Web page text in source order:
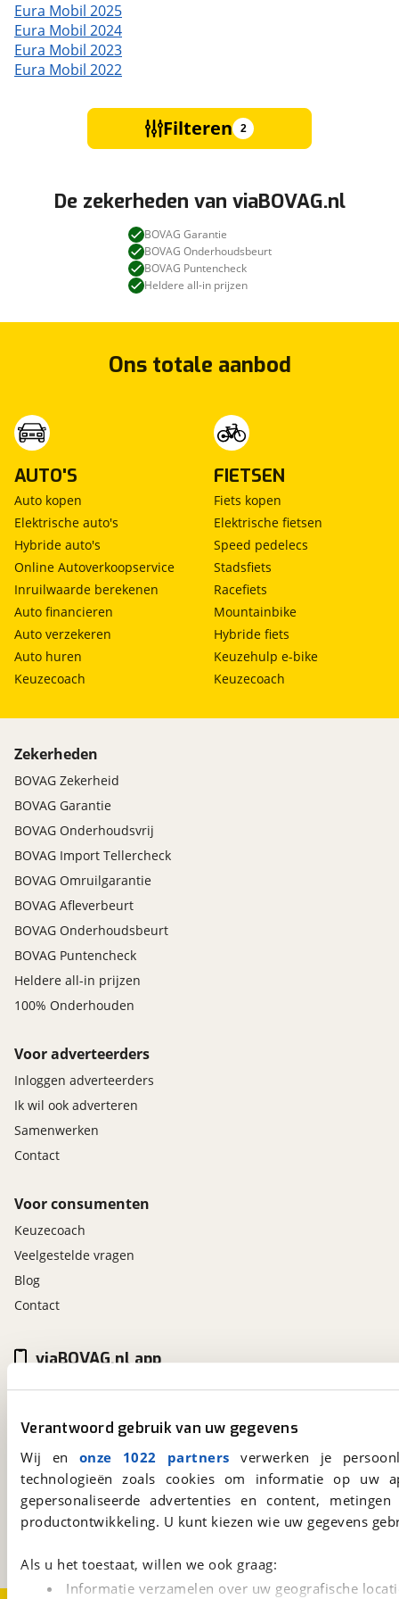
Verantwoord gebruik van uw gegevens
Wij en onze 1022 partners verwerken je
technologieën zoals cookies om informatie op
gepersonaliseerde advertenties en content,
productontwikkeling. U kunt kiezen wie uw gegevens
Als u het toestaat, willen we ook graag:
Informatie verzamelen over uw geografische
Eura Mobil 2025
Eura Mobil 2024
Eura Mobil 2023
Eura Mobil 2022
Filteren 2
De zekerheden van viaBOVAG.nl
BOVAG Garantie
BOVAG Onderhoudsbeurt
BOVAG Puntencheck
Heldere all-in prijzen
Ons totale aanbod
AUTO'S
Auto kopen
Elektrische auto's
Hybride auto's
Online Autoverkoopservice
Inruilwaarde berekenen
Auto financieren
Auto verzekeren
Auto huren
Keuzecoach
FIETSEN
Fiets kopen
Elektrische fietsen
Speed pedelecs
Stadsfiets
Racefiets
Mountainbike
Hybride fiets
Keuzehulp e-bike
Keuzecoach
Zekerheden
BOVAG Zekerheid
BOVAG Garantie
BOVAG Onderhoudsvrij
BOVAG Import Tellercheck
BOVAG Omruilgarantie
BOVAG Afleverbeurt
BOVAG Onderhoudsbeurt
BOVAG Puntencheck
Heldere all-in prijzen
100% Onderhouden
Voor adverteerders
Inloggen adverteerders
Ik wil ook adverteren
Samenwerken
Contact
Voor consumenten
Keuzecoach
Veelgestelde vragen
Blog
Contact
viaBOVAG.nl
Kosterijland
15
3981 AJ Bunnik
Een initiatief van
viaBOVAG.nl app
Altijd het meest recente aanbod bij de hand.